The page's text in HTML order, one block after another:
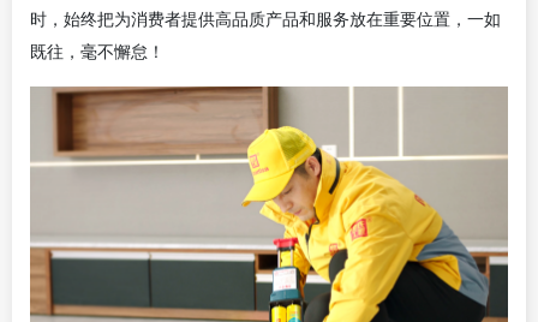
时，始终把为消费者提供高品质产品和服务放在重要位置，一如
既往，毫不懈怠！